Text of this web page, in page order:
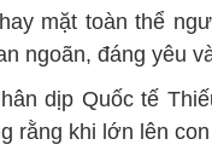
mặt toàn thể
ngoãn, đáng yêu
dịp Quốc tế
rằng khi lớn lên